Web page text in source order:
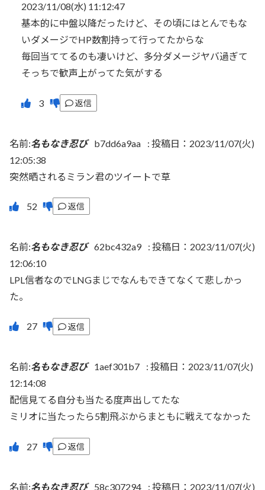
2023/11/08(水) 11:12:47
基本的に中盤以降だったけど、その頃にはとんでもな
いダメージでHP数割持って行ってたからな
毎回当ててるのも凄いけど、多分ダメージヤバ過ぎて
そっちで歓声上がってた気がする
返信
名前:名もなき忍び b7dd6a9aa : 投稿日：2023/11/07(火)
12:05:38
突然晒されるミラン君のツイートで草
返信
名前:名もなき忍び 62bc432a9 : 投稿日：2023/11/07(火)
12:06:10
LPL信者なのでLNGまじでなんもできてなくて悲しかっ
た。
返信
名前:名もなき忍び 1aef301b7 : 投稿日：2023/11/07(火)
12:14:08
配信見てる自分も当たる度声出してたな
ミリオに当たったら5割飛ぶからまともに戦えてなかった
返信
名前:名もなき忍び 58c307294 : 投稿日：2023/11/07(火)